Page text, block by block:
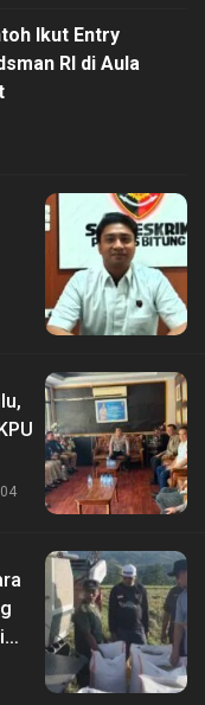
Ikut Entry
RI di Aula